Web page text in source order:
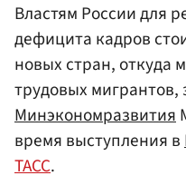
Властям России для
дефицита кадров
новых стран, откуда
трудовых мигрантов,
Минэкономразвития
время выступления в
ТАСС.